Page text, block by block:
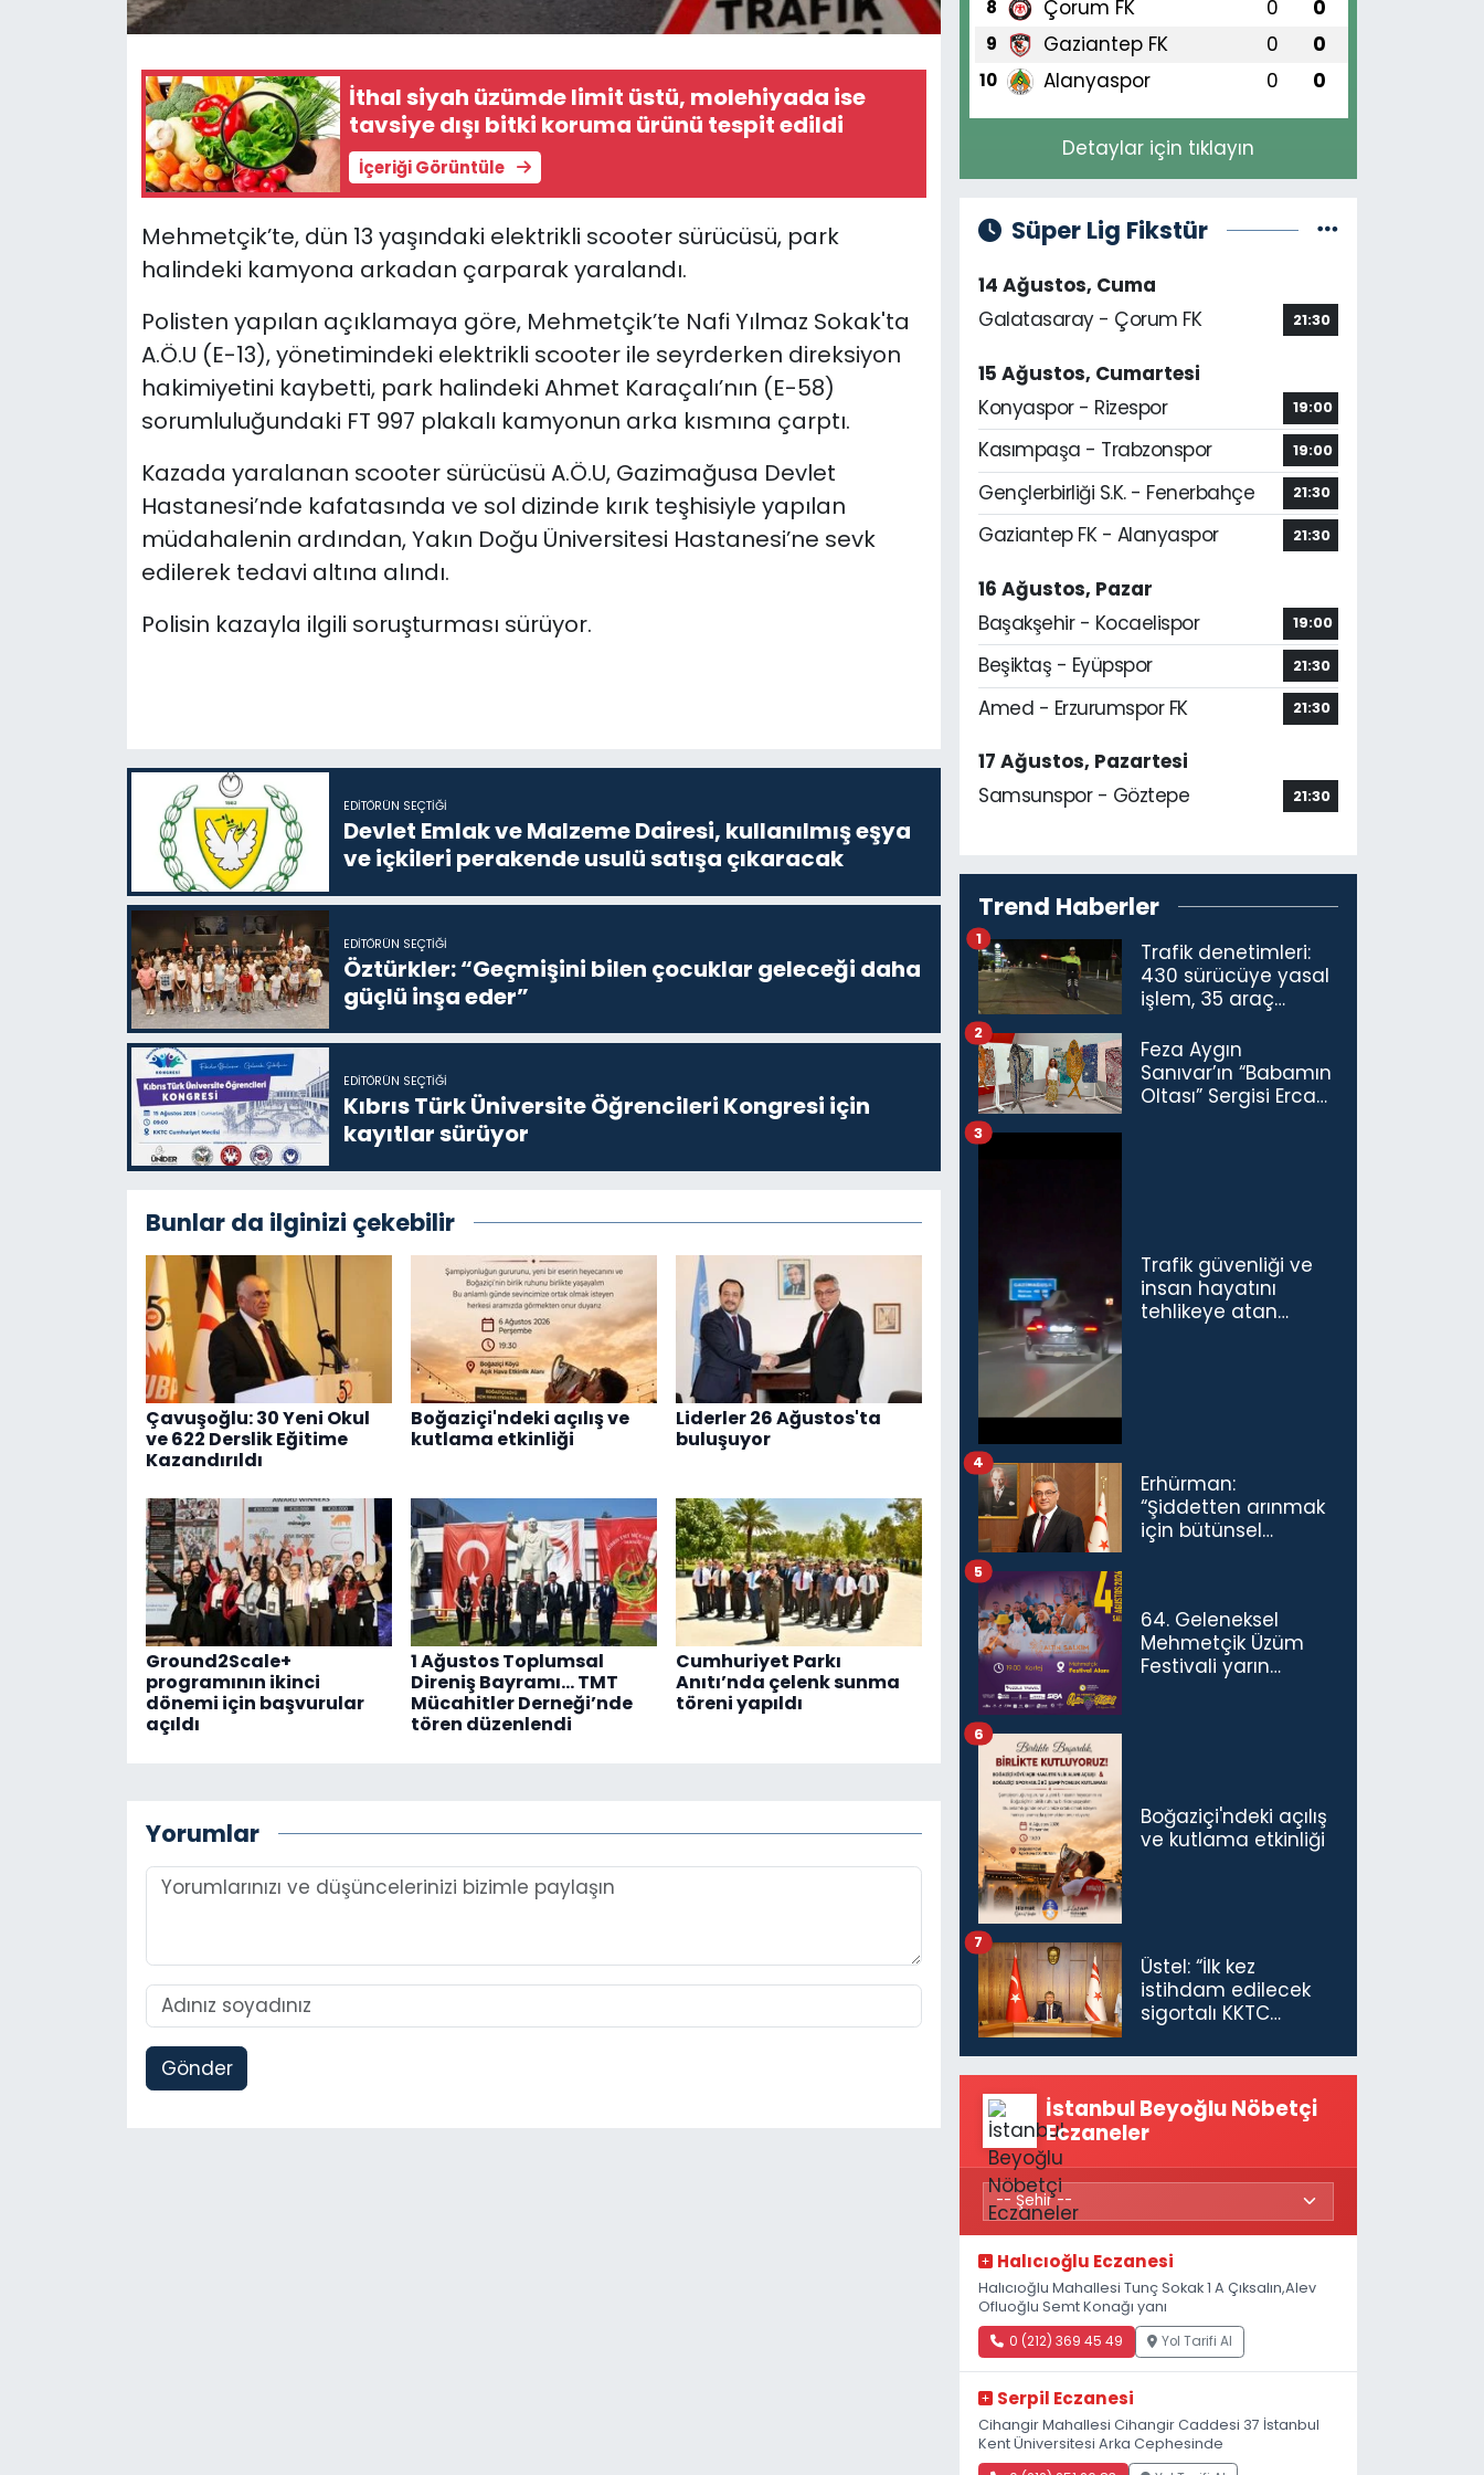
İthal siyah üzümde limit üstü, molehiyada ise
tavsiye dışı bitki koruma ürünü tespit edildi
İçeriği Görüntüle
Mehmetçik’te, dün 13 yaşındaki elektrikli scooter sürücüsü,park
halindeki kamyona arkadan çarparak yaralandı.
Polisten yapılan açıklamaya göre, Mehmetçik’te Nafi Yılmaz Sokak'ta
A.Ö.U (E-13), yönetimindeki elektrikli scooter ile seyrderken direksiyon
hakimiyetini kaybetti, park halindeki Ahmet Karaçalı’nın (E-58)
sorumluluğundaki FT 997 plakalı kamyonun arka kısmına çarptı.
Kazada yaralanan scooter sürücüsü A.Ö.U, Gazimağusa Devlet
Hastanesi’nde kafatasında ve sol dizinde kırık teşhisiyle yapılan
müdahalenin ardından, Yakın Doğu Üniversitesi Hastanesi’ne sevk
edilerek tedavi altına alındı.
Polisin kazayla ilgili soruşturması sürüyor.
EDITÖRÜN SEÇTIĞI
Devlet Emlak ve Malzeme Dairesi, kullanılmış eşya
ve içkileri perakende usulü satışa çıkaracak
EDITÖRÜN SEÇTIĞI
Öztürkler: “Geçmişini bilen çocuklar geleceği daha
güçlü inşa eder”
EDITÖRÜN SEÇTIĞI
Kıbrıs Türk Üniversite Öğrencileri Kongresi için
kayıtlar sürüyor
Bunlar da ilginizi çekebilir
Çavuşoğlu: 30 Yeni Okul
ve 622 Derslik Eğitime
Kazandırıldı
Boğaziçi'ndeki açılış ve
kutlama etkinliği
Liderler 26 Ağustos'ta
buluşuyor
Ground2Scale+
programının ikinci
dönemi için başvurular
açıldı
1 Ağustos Toplumsal
Direniş Bayramı... TMT
Mücahitler Derneği’nde
tören düzenlendi
Cumhuriyet Parkı
Anıtı’nda çelenk sunma
töreni yapıldı
Yorumlar
Gönder
8 Çorum FK 0 0
9 Gaziantep FK 0 0
10 Alanyaspor 0 0
Detaylar için tıklayın
Süper Lig Fikstür
14 Ağustos, Cuma
Galatasaray - Çorum FK
21:30
15 Ağustos, Cumartesi
Konyaspor - Rizespor
19:00
Kasımpaşa - Trabzonspor 19:00
Gençlerbirliği S.K. - Fenerbahçe 21:30
Gaziantep FK - Alanyaspor 21:30
16 Ağustos, Pazar
Başakşehir - Kocaelispor
19:00
Beşiktaş - Eyüpspor 21:30
Amed - Erzurumspor FK 21:30
17 Ağustos, Pazartesi
Samsunspor - Göztepe
21:30
Trend Haberler
Trafik denetimleri:
430 sürücüye yasal
işlem, 35 araç
1
Feza Aygın
Sanıvar’ın “Babamın
Oltası” Sergisi Ercan
2
Trafik güvenliği ve
insan hayatını
tehlikeye atan
3
Erhürman:
“Şiddetten arınmak
için bütünsel
4
64. Geleneksel
Mehmetçik Üzüm
Festivali yarın
5
Boğaziçi'ndeki açılış
ve kutlama etkinliği
6
Üstel: “İlk kez
istihdam edilecek
sigortalı KKTC
maaş desteğini 35
bin TL'ye çıkardık”
7
İstanbul Beyoğlu Nöbetçi
Eczaneler
Halıcıoğlu Eczanesi
Halıcıoğlu Mahallesi Tunç Sokak 1 A Çıksalın,Alev
Ofluoğlu Semt Konağı yanı
0 (212) 369 45 49 Yol Tarifi Al
Serpil Eczanesi
Cihangir Mahallesi Cihangir Caddesi 37 İstanbul
Kent Üniversitesi Arka Cephesinde
Teknoloji
Video Galeri
Yazarlar